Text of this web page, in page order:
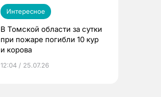
Интересное
В Томской области за сутки
при пожаре погибли 10 кур
и корова
12:04 / 25.07.26